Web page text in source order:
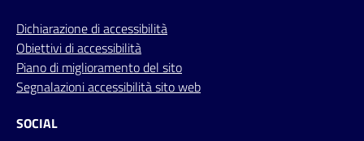
Dichiarazione di accessibilità
Obiettivi di accessibilità
Piano di miglioramento del sito
Segnalazioni accessibilità sito web
SOCIAL